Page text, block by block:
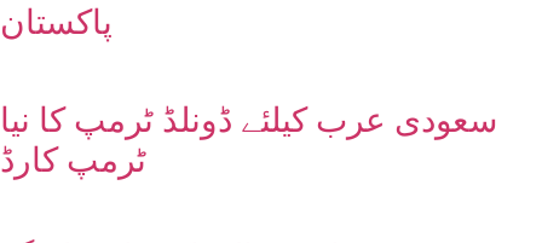
پاکستان
سعودی عرب کیلئے ڈونلڈ ٹرمپ کا نیا
ٹرمپ کارڈ